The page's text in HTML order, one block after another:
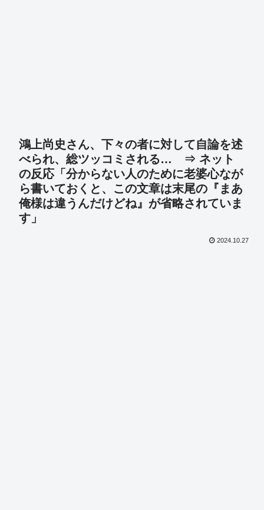
鴻上尚史さん、下々の者に対して自論を述
べられ、総ツッコミされる… ⇒ ネット
の反応「分からない人のために老婆心なが
ら書いておくと、この文章は末尾の『まあ
俺様は違うんだけどね』が省略されていま
す」
2024.10.27